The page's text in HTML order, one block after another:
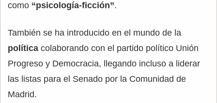
como “psicología-ficción”.
También se ha introducido en el mundo de la
política colaborando con el partido político Unión
Progreso y Democracia, llegando incluso a liderar
las listas para el Senado por la Comunidad de
Madrid.